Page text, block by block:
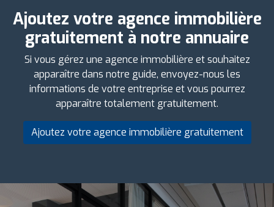
Ajoutez votre agence immobilière
gratuitement à notre annuaire
Si vous gérez une agence immobilière et souhaitez
apparaître dans notre guide, envoyez-nous les
informations de votre entreprise et vous pourrez
apparaître totalement gratuitement.
Ajoutez votre agence immobilière gratuitement